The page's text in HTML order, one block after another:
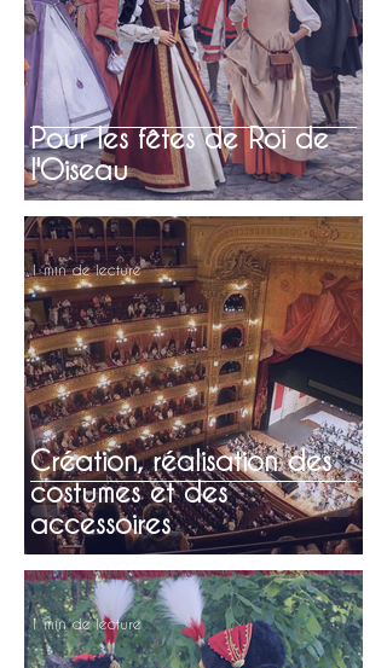
Pour les fêtes de Roi de
l'Oiseau
Création, réalisation des
costumes et des
accessoires
1 min de lecture
1 min de lecture